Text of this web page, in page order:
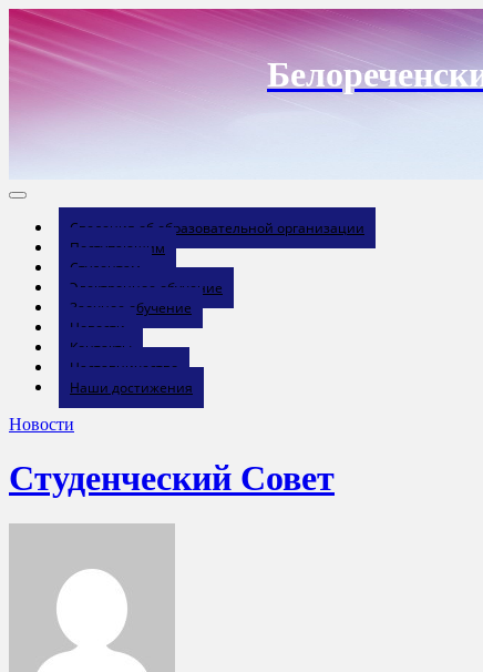
Перейти
к
содержанию
Сведения об образовательной организации
Поступающим
Студентам
Электронное обучение
Заочное обучение
Новости
Контакты
Наставничество
Наши достижения
Новости
Студенческий Совет